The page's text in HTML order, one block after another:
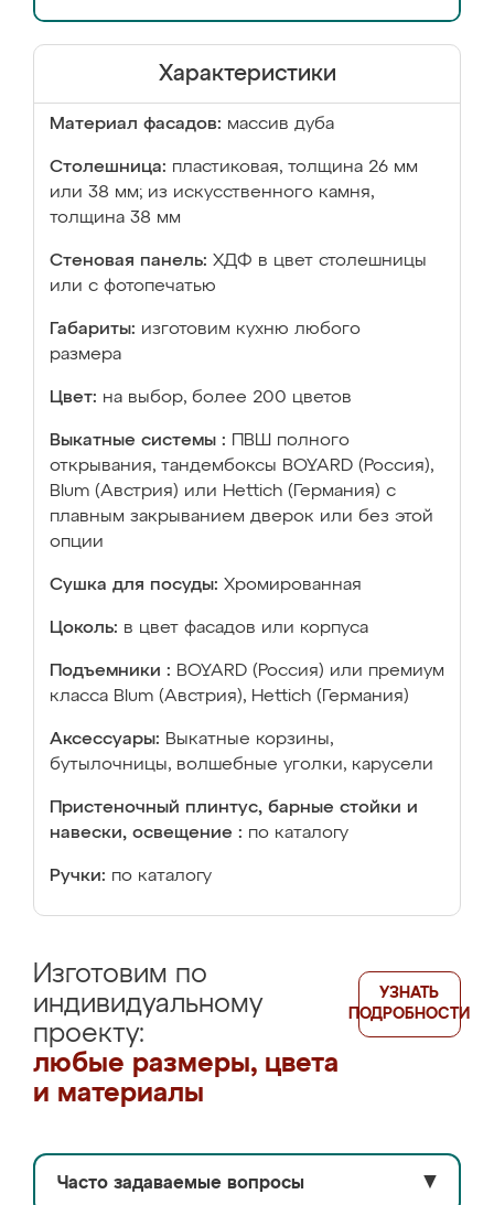
Характеристики
Материал фасадов: массив дуба
Столешница: пластиковая, толщина 26 мм
или 38 мм; из искусственного камня,
толщина 38 мм
Стеновая панель: ХДФ в цвет столешницы
или с фотопечатью
Габариты: изготовим кухню любого
размера
Цвет: на выбор, более 200 цветов
Выкатные системы :
ПВШ полного
открывания, тандембоксы BOYARD (Россия),
Blum (Австрия) или Hettich (Германия) с
плавным закрыванием дверок или без этой
опции
Сушка для посуды: Хромированная
Цоколь: в цвет фасадов или корпуса
Подъемники : BOYARD (Россия) или премиум
класса Blum (Австрия), Hettich (Германия)
Аксессуары: Выкатные корзины,
бутылочницы, волшебные уголки, карусели
Пристеночный плинтус, барные стойки и
навески, освещение : по каталогу
Ручки: по каталогу
Изготовим по
индивидуальному
проекту:
любые размеры, цвета
и материалы
УЗНАТЬ
ПОДРОБНОСТИ
Часто задаваемые вопросы ▼